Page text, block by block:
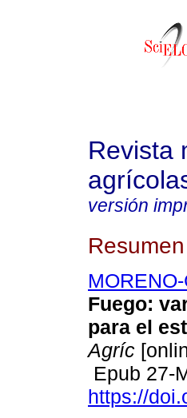
Revista
versión
Resumen
Fuego:
para el
Agríc
Epub 27-
https://